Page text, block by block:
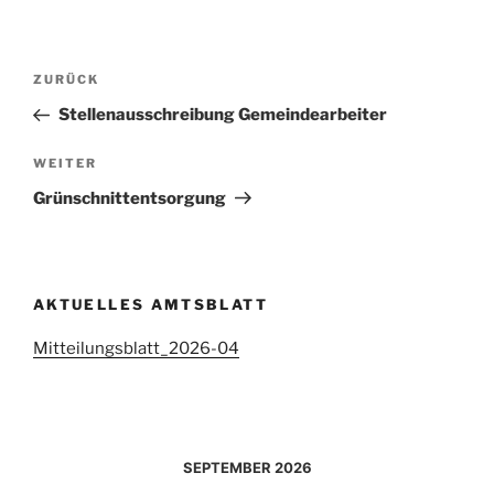
Beitragsnavigation
Vorheriger
Beitrag
ZURÜCK
Stellenausschreibung Gemeindearbeiter
Nächster
Beitrag
WEITER
Grünschnittentsorgung
AKTUELLES AMTSBLATT
Mitteilungsblatt_2026-04
SEPTEMBER 2026